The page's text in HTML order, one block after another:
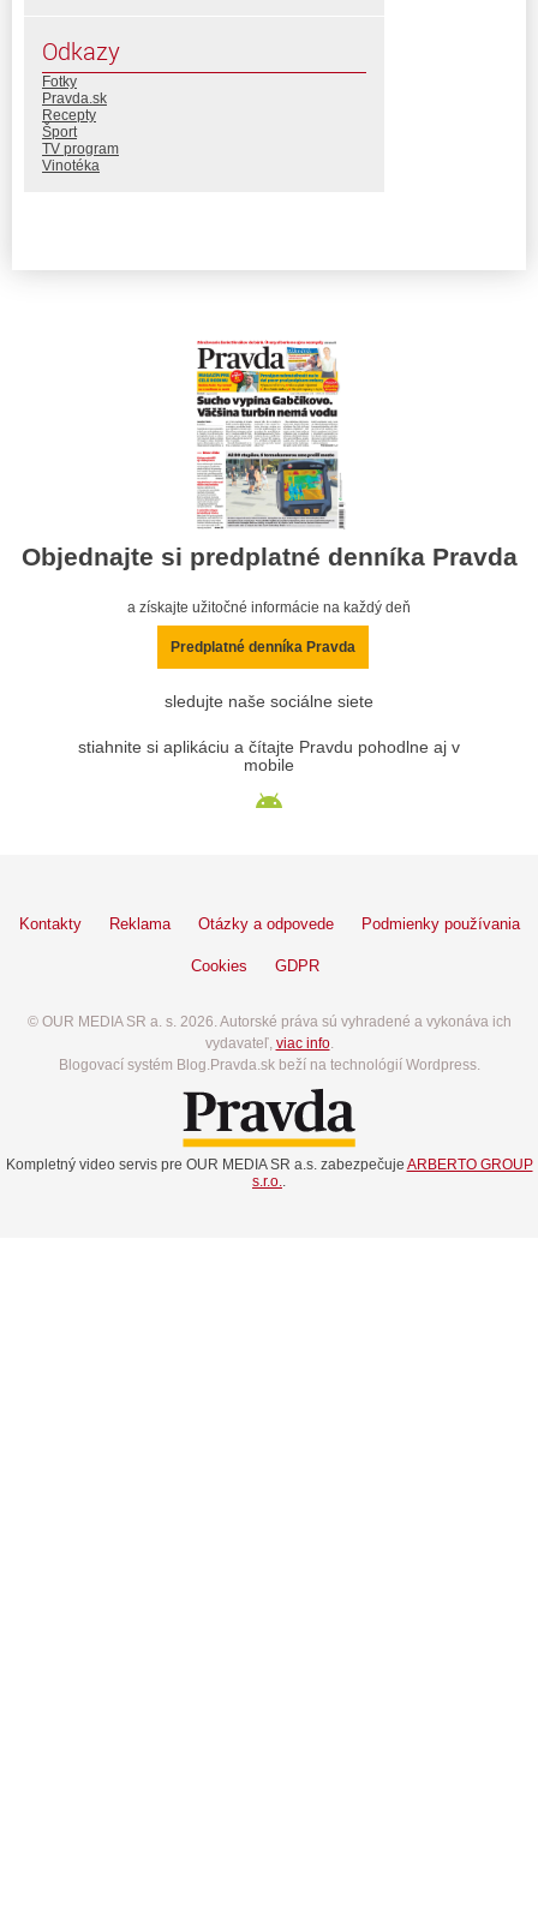
Odkazy
Fotky
Pravda.sk
Recepty
Šport
TV program
Vinotéka
Objednajte si predplatné denníka Pravda
a získajte užitočné informácie na každý deň
Predplatné denníka Pravda
sledujte naše sociálne siete
stiahnite si aplikáciu a čítajte Pravdu pohodlne aj v
mobile
Kontakty Reklama Otázky a odpovede Podmienky používania
Cookies GDPR
© OUR MEDIA SR a. s. 2026. Autorské práva sú vyhradené a vykonáva ich
vydavateľ, viac info.
Blogovací systém Blog.Pravda.sk beží na technológií Wordpress.
Kompletný video servis pre OUR MEDIA SR a.s. zabezpečuje ARBERTO GROUP
s.r.o.